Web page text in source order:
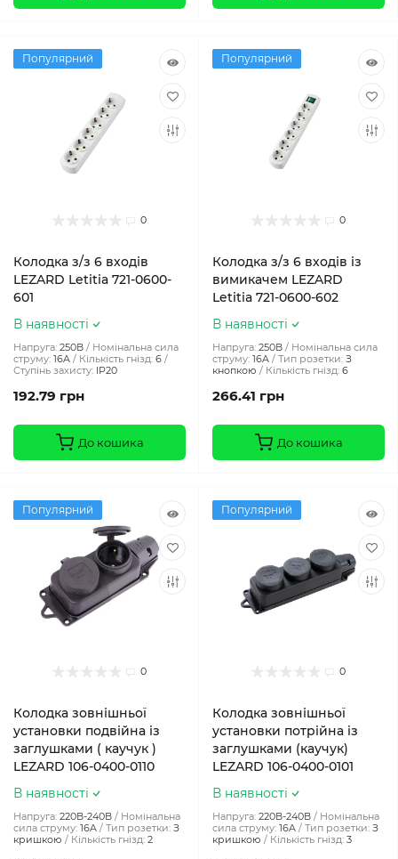
Популярний
0
Колодка з/з 6 входів
LEZARD Letitia 721-0600-
601
В наявності
Напруга: 250В
Номінальна сила
струму: 16A Кількість гнізд: 6
Ступінь захисту: IP20
192.79 грн
До кошика
Популярний
0
Колодка з/з 6 входів із
вимикачем LEZARD
Letitia 721-0600-602
В наявності
Напруга: 250В
Номінальна сила
струму: 16A Тип розетки: З
кнопкою
Кількість гнізд: 6
266.41 грн
До кошика
Популярний
0
Колодка зовнішньої
установки подвійна із
заглушками ( каучук )
LEZARD 106-0400-0110
В наявності
Напруга: 220В-240В
Номінальна
сила струму: 16A Тип розетки: З
кришкою
Кількість гнізд: 2
Популярний
0
Колодка зовнішньої
установки потрійна із
заглушками (каучук)
LEZARD 106-0400-0101
В наявності
Напруга: 220В-240В
Номінальна
сила струму: 16A Тип розетки: З
кришкою
Кількість гнізд: 3